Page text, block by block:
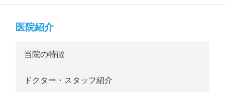
医院紹介
当院の特徴
ドクター・スタッフ紹介